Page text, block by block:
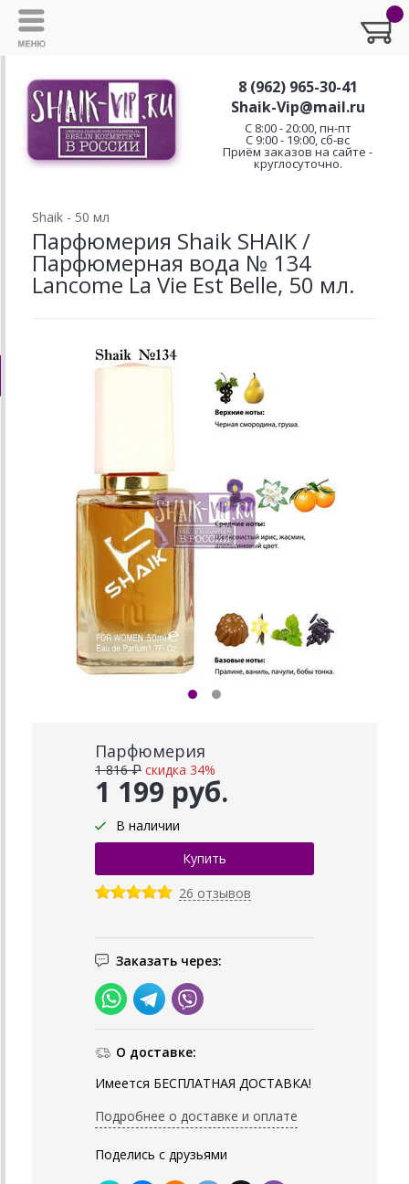
8 (962) 965-30-41
Shaik-Vip@mail.ru
C 8:00 - 20:00, пн-пт
С 9:00 - 19:00, сб-вс
Приём заказов на сайте -
круглосуточно.
Shaik - 50 мл
Парфюмерия Shaik SHAIK /
Парфюмерная вода № 134
Lancome La Vie Est Belle, 50 мл.
Парфюмерия
1 199 руб.
1 816 ₽ скидка 34%
В наличии
26 отзывов
Заказать через:
О доставке:
Имеется БЕСПЛАТНАЯ ДОСТАВКА!
Подробнее о доставке и оплате
Поделись с друзьями